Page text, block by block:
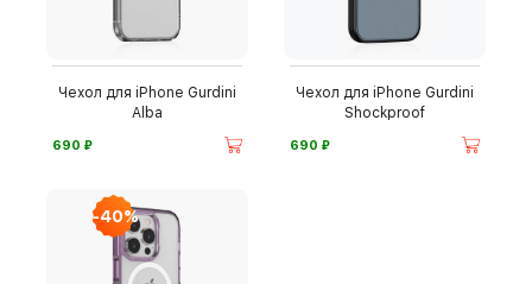
Чехол для iPhone Gurdini
Alba
690 ⃏
Чехол для iPhone Gurdini
Shockproof
690 ⃏
-40%